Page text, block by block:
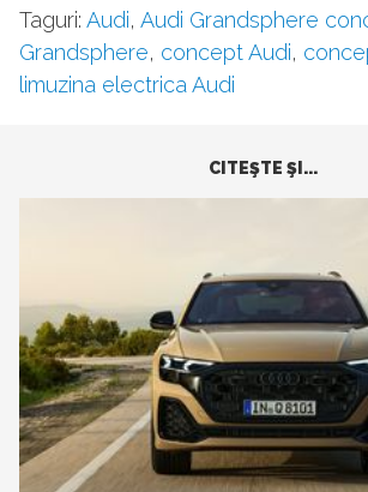
Taguri: Audi, Audi Grandsphere
Grandsphere, concept Audi,
limuzina electrica Audi
CITEŞTE ŞI...